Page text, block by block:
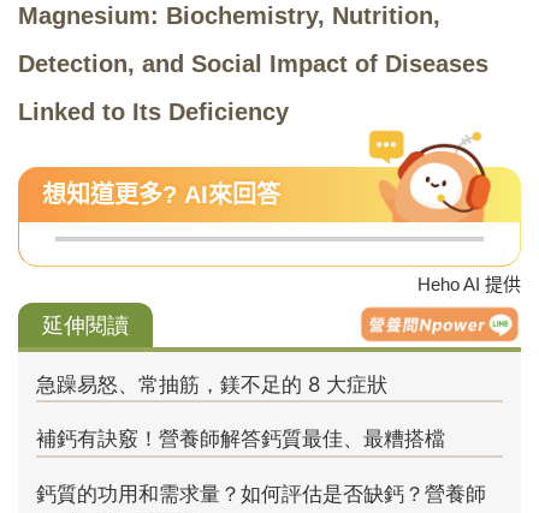
Magnesium: Biochemistry, Nutrition,
Detection, and Social Impact of Diseases
Linked to Its Deficiency
想知道更多? AI來回答
Heho AI 提供